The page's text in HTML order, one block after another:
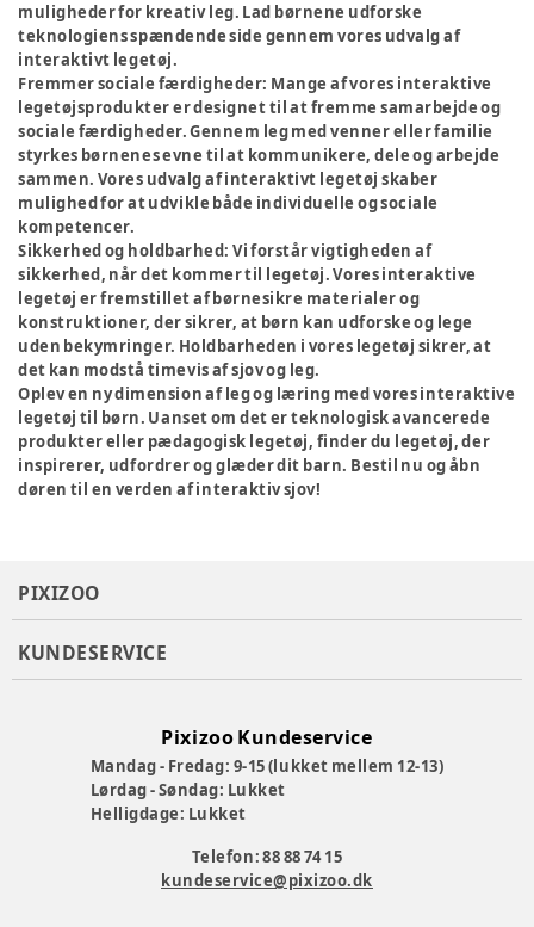
muligheder for kreativ leg. Lad børnene udforske
teknologiens spændende side gennem vores udvalg af
interaktivt legetøj.
Fremmer sociale færdigheder: Mange af vores interaktive
legetøjsprodukter er designet til at fremme samarbejde og
sociale færdigheder. Gennem leg med venner eller familie
styrkes børnenes evne til at kommunikere, dele og arbejde
sammen. Vores udvalg af interaktivt legetøj skaber
mulighed for at udvikle både individuelle og sociale
kompetencer.
Sikkerhed og holdbarhed: Vi forstår vigtigheden af
sikkerhed, når det kommer til legetøj. Vores interaktive
legetøj er fremstillet af børnesikre materialer og
konstruktioner, der sikrer, at børn kan udforske og lege
uden bekymringer. Holdbarheden i vores legetøj sikrer, at
det kan modstå timevis af sjov og leg.
Oplev en ny dimension af leg og læring med vores interaktive
legetøj til børn. Uanset om det er teknologisk avancerede
produkter eller pædagogisk legetøj, finder du legetøj, der
inspirerer, udfordrer og glæder dit barn. Bestil nu og åbn
døren til en verden af interaktiv sjov!
PIXIZOO
KUNDESERVICE
Pixizoo Kundeservice
Mandag - Fredag: 9-15 (lukket mellem 12-13)
Lørdag - Søndag: Lukket
Helligdage: Lukket
Telefon: 88 88 74 15
kundeservice@pixizoo.dk